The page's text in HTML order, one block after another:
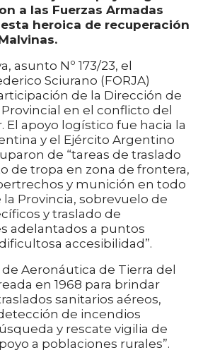
a las Fuerzas Armadas
heroica de recuperación
asunto Nº 173/23, el
Sciurano (FORJA)
de la Dirección de
en el conflicto del
El apoyo logístico fue hacia la
y el Ejército Argentino
de “tareas de traslado
de tropa en zona de frontera,
y munición en todo
Provincia, sobrevuelo de
y traslado de
adelantados a puntos
accesibilidad”.
Aeronáutica de Tierra del
en 1968 para brindar
sanitarios aéreos,
de incendios
y rescate vigilia de
a poblaciones rurales”.